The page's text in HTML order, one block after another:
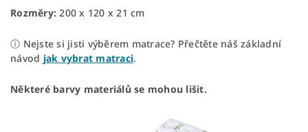
Rozměry:200 x 120 x 21 cm
ⓘ Nejste si jisti výběrem matrace? Přečtěte náš základní
návod jak vybrat matraci.
Některé barvy materiálů se mohou lišit.